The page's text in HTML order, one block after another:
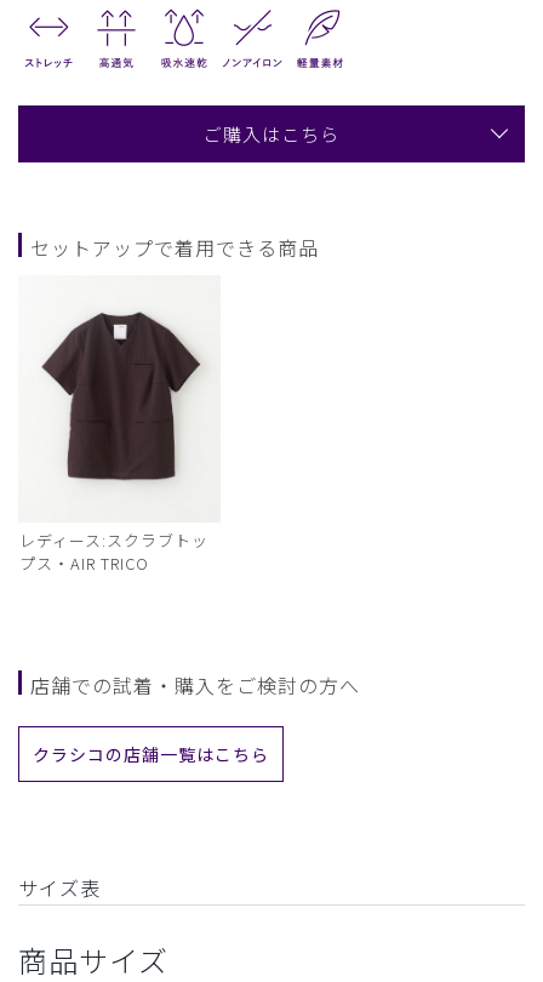
ご購入はこちら
セットアップで着用できる商品
レディース:スクラブトッ
プス・AIR TRICO
店舗での試着・購入をご検討の方へ
クラシコの店舗一覧はこちら
サイズ表
商品サイズ